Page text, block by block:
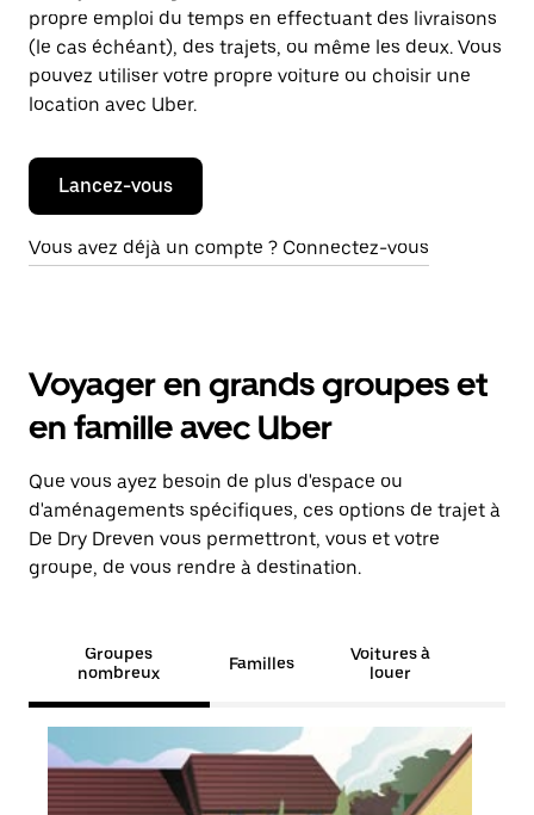
propre emploi du temps en effectuant des livraisons
(le cas échéant), des trajets, ou même les deux. Vous
pouvez utiliser votre propre voiture ou choisir une
location avec Uber.
Lancez-vous
Vous avez déjà un compte ? Connectez-vous
Voyager en grands groupes et
en famille avec Uber
Que vous ayez besoin de plus d'espace ou
d'aménagements spécifiques, ces options de trajet à
De Dry Dreven vous permettront, vous et votre
groupe, de vous rendre à destination.
Groupes
nombreux
Familles
Voitures à
louer